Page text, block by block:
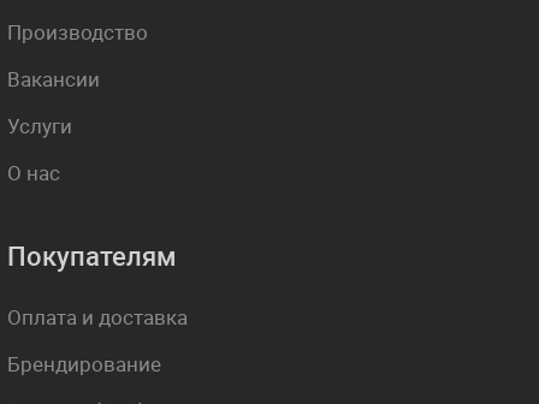
Производство
Вакансии
Услуги
О нас
Покупателям
Оплата и доставка
Брендирование